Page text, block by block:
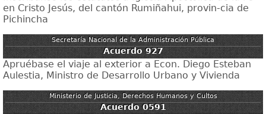
en Cristo Jesús, del cantón Rumiñahui, provin-cia de
Pichincha
Secretaría Nacional de la Administración Pública
Acuerdo 927
Apruébase el viaje al exterior a Econ. Diego Esteban
Aulestia, Ministro de Desarrollo Urbano y Vivienda
Ministerio de Justicia, Derechos Humanos y Cultos
Acuerdo 0591